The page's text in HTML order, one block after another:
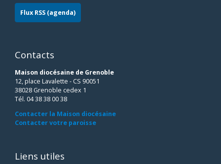
Flux RSS (agenda)
Contacts
Maison diocésaine de Grenoble
12, place Lavalette - CS 90051
38028 Grenoble cedex 1
Tél. 04 38 38 00 38
Contacter la Maison diocésaine
Contacter votre paroisse
Liens utiles